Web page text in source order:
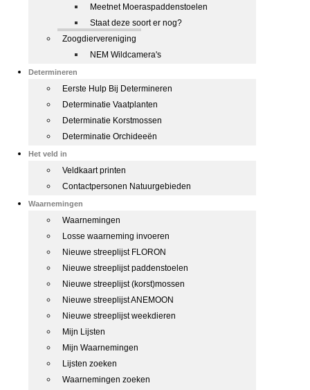
Meetnet Moeraspaddenstoelen
Staat deze soort er nog?
Zoogdiervereniging
NEM Wildcamera's
Determineren
Eerste Hulp Bij Determineren
Determinatie Vaatplanten
Determinatie Korstmossen
Determinatie Orchideeën
Het veld in
Veldkaart printen
Contactpersonen Natuurgebieden
Waarnemingen
Waarnemingen
Losse waarneming invoeren
Nieuwe streeplijst FLORON
Nieuwe streeplijst paddenstoelen
Nieuwe streeplijst (korst)mossen
Nieuwe streeplijst ANEMOON
Nieuwe streeplijst weekdieren
Mijn Lijsten
Mijn Waarnemingen
Lijsten zoeken
Waarnemingen zoeken